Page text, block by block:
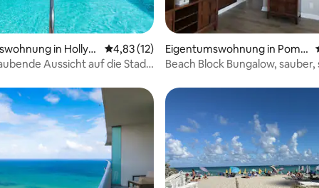
4,68 von 5, 114 Bewertungen
in Hollyw
Durchschnittliche Bewertung: 4,83 von 5,
4,83 (12)
Aussicht auf die Stadt
Eigentumswohnung in Pomp
ano Beach
Beach Block Bungalow, sauber,